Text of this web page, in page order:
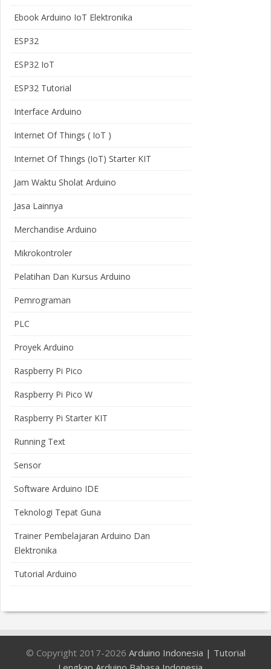
Ebook Arduino IoT Elektronika
ESP32
ESP32 IoT
ESP32 Tutorial
Interface Arduino
Internet Of Things ( IoT )
Internet Of Things (IoT) Starter KIT
Jam Waktu Sholat Arduino
Jasa Lainnya
Merchandise Arduino
Mikrokontroler
Pelatihan Dan Kursus Arduino
Pemrograman
PLC
Proyek Arduino
Raspberry Pi Pico
Raspberry Pi Pico W
Raspberry Pi Starter KIT
Running Text
Sensor
Software Arduino IDE
Teknologi Tepat Guna
Trainer Pembelajaran Arduino Dan
Elektronika
Tutorial Arduino
© Copyright 2017-2026 Arduino Indonesia | Tutorial